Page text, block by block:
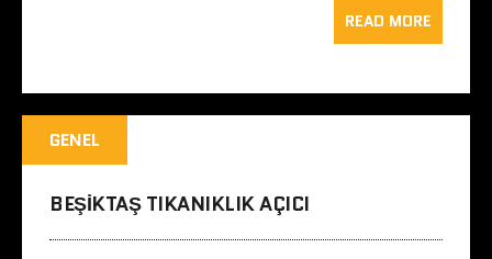
READ MORE
GENEL
BEŞIKTAŞ TIKANIKLIK AÇICI